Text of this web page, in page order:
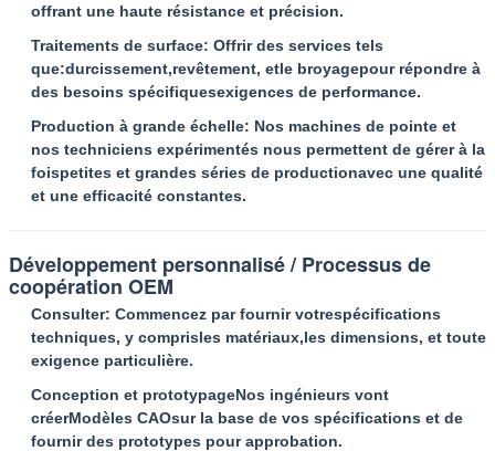
offrant une haute résistance et précision.
Traitements de surface: Offrir des services tels
que:durcissement,revêtement, etle broyagepour répondre à
des besoins spécifiquesexigences de performance.
Production à grande échelle: Nos machines de pointe et
nos techniciens expérimentés nous permettent de gérer à la
foispetites et grandes séries de productionavec une qualité
et une efficacité constantes.
Développement personnalisé / Processus de
coopération OEM
Consulter: Commencez par fournir votrespécifications
techniques, y comprisles matériaux,les dimensions, et toute
exigence particulière.
Conception et prototypageNos ingénieurs vont
créerModèles CAOsur la base de vos spécifications et de
fournir des prototypes pour approbation.